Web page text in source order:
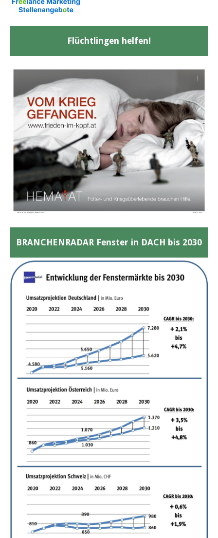
Flüchtlingen helfen!
BRANCHENRADAR Fenster in DACH bis 2030